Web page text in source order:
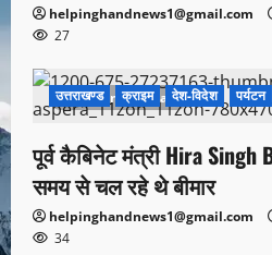
helpinghandnews1@gmail.com
27
1 minute read
उत्तराखण्ड क्राइम देश-विदेश पर्यटन
पूर्व कैबिनेट मंत्री Hira
समय से चल रहे थे बीमार
helpinghandnews1@gmail.com
34